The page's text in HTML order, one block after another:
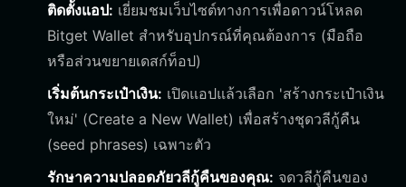
ติดตั้งแอป: เยี่ยมชมเว็บไซต์ทางการเพื่อดาวน์โหลด
Bitget Wallet สำหรับอุปกรณ์ที่คุณต้องการ (มือถือ
หรือส่วนขยายเดสก์ท็อป)
เริ่มต้นกระเป๋าเงิน: เปิดแอปแล้วเลือก 'สร้างกระเป๋าเงิน
ใหม่' (Create a New Wallet) เพื่อสร้างชุดวลีกู้คืน
(seed phrases) เฉพาะตัว
รักษาความปลอดภัยวลีกู้คืนของคุณ: จดวลีกู้คืนของ